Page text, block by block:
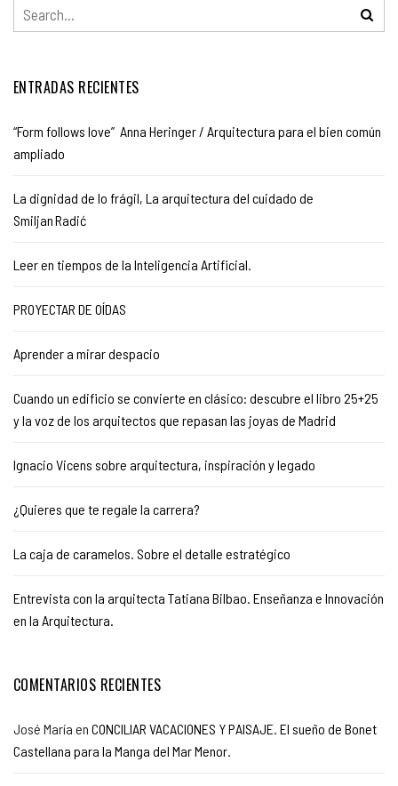
ENTRADAS RECIENTES
“Form follows love” Anna Heringer / Arquitectura para el bien común
ampliado
La dignidad de lo frágil, La arquitectura del cuidado de
Smiljan Radić
Leer en tiempos de la Inteligencia Artificial.
PROYECTAR DE OÍDAS
Aprender a mirar despacio
Cuando un edificio se convierte en clásico: descubre el libro 25+25
y la voz de los arquitectos que repasan las joyas de Madrid
Ignacio Vicens sobre arquitectura, inspiración y legado
¿Quieres que te regale la carrera?
La caja de caramelos. Sobre el detalle estratégico
Entrevista con la arquitecta Tatiana Bilbao. Enseñanza e Innovación
en la Arquitectura.
COMENTARIOS RECIENTES
José María en CONCILIAR VACACIONES Y PAISAJE. El sueño de Bonet
Castellana para la Manga del Mar Menor.